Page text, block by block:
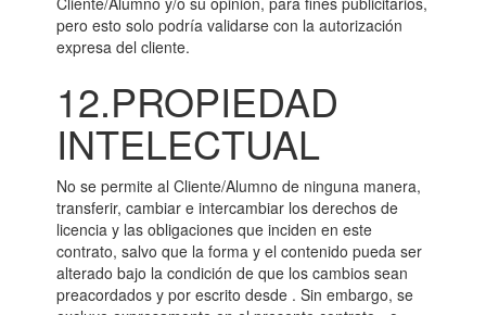
pero esto solo podría validarse con la autorización
expresa del cliente.
12.PROPIEDAD
INTELECTUAL
No se permite al Cliente/Alumno de ninguna manera,
transferir, cambiar e intercambiar los derechos de
licencia y las obligaciones que inciden en este
contrato, salvo que la forma y el contenido pueda ser
alterado bajo la condición de que los cambios sean
preacordados y por escrito desde . Sin embargo, se